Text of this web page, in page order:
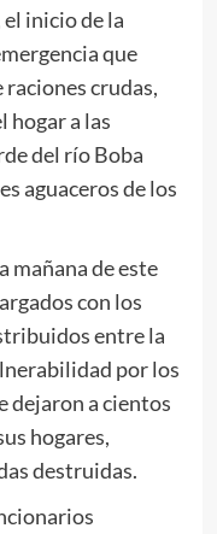
inicio de la
que
crudas,
hogar a las
del río Boba
aguaceros de los
mañana de este
con los
entre la
por los
dejaron a cientos
hogares,
destruidas.